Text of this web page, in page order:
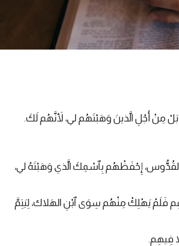
بَلْ مِنْ أَجْلِ الَّذينَ وَهَبْتَهُم لي، لأَنَّهُم لَكَ.
القُدُّوس، إِحْفَظْهُم بِٱسْمِكَ الَّذي وَهَبْتَهُ لي،
يَهْلِكْ مِنْهُم سِوَى ٱبْنِ الهَلاك، لِيَتِمَّ
فِيهِم.